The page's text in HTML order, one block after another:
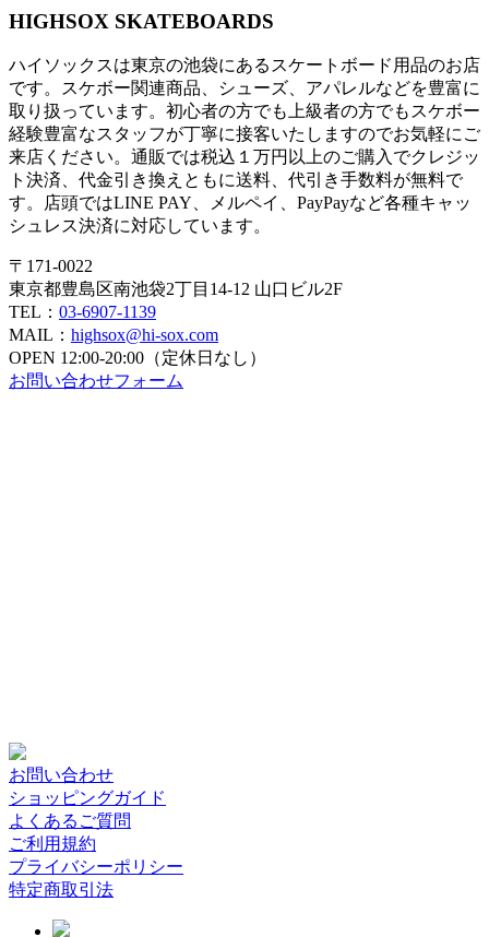
HIGHSOX SKATEBOARDS
ハイソックスは東京の池袋にあるスケートボード用品のお店
です。スケボー関連商品、シューズ、アパレルなどを豊富に
取り扱っています。初心者の方でも上級者の方でもスケボー
経験豊富なスタッフが丁寧に接客いたしますのでお気軽にご
来店ください。通販では税込１万円以上のご購入でクレジッ
ト決済、代金引き換えともに送料、代引き手数料が無料で
す。店頭ではLINE PAY、メルペイ、PayPayなど各種キャッ
シュレス決済に対応しています。
〒171-0022
東京都豊島区南池袋2丁目14-12 山口ビル2F
TEL： 03-6907-1139
MAIL： highsox@hi-sox.com
OPEN 12:00-20:00（定休日なし）
お問い合わせフォーム
お問い合わせ
ショッピングガイド
よくあるご質問
ご利用規約
プライバシーポリシー
特定商取引法